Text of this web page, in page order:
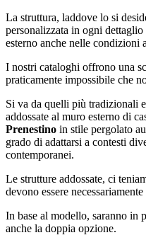
La struttura, laddove lo si
personalizzata in ogni
esterno anche nelle
I nostri cataloghi offrono una
praticamente impossibile che
Si va da quelli più tradizionali
addossate al muro esterno di
Prenestino in stile pergolato
grado di adattarsi a contesti
contemporanei.
Le strutture addossate, ci
devono essere
In base al modello, saranno in
anche la doppia opzione.